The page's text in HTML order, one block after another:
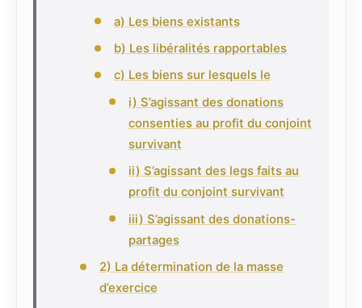
a) Les biens existants
b) Les libéralités rapportables
c) Les biens sur lesquels le
i) S’agissant des donations
consenties au profit du conjoint
survivant
ii) S’agissant des legs faits au
profit du conjoint survivant
iii) S’agissant des donations-
partages
2) La détermination de la masse
d’exercice